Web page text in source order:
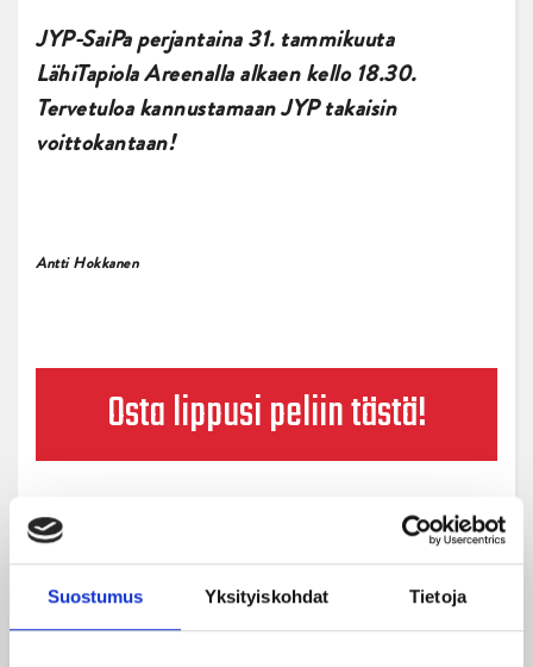
Suostumus Yksityiskohdat Tietoja
JYP-SaiPa perjantaina 31. tammikuuta
LähiTapiola Areenalla alkaen kello 18.30.
Tervetuloa kannustamaan JYP takaisin
voittokantaan!
Antti Hokkanen
Osta lippusi peliin tästä!